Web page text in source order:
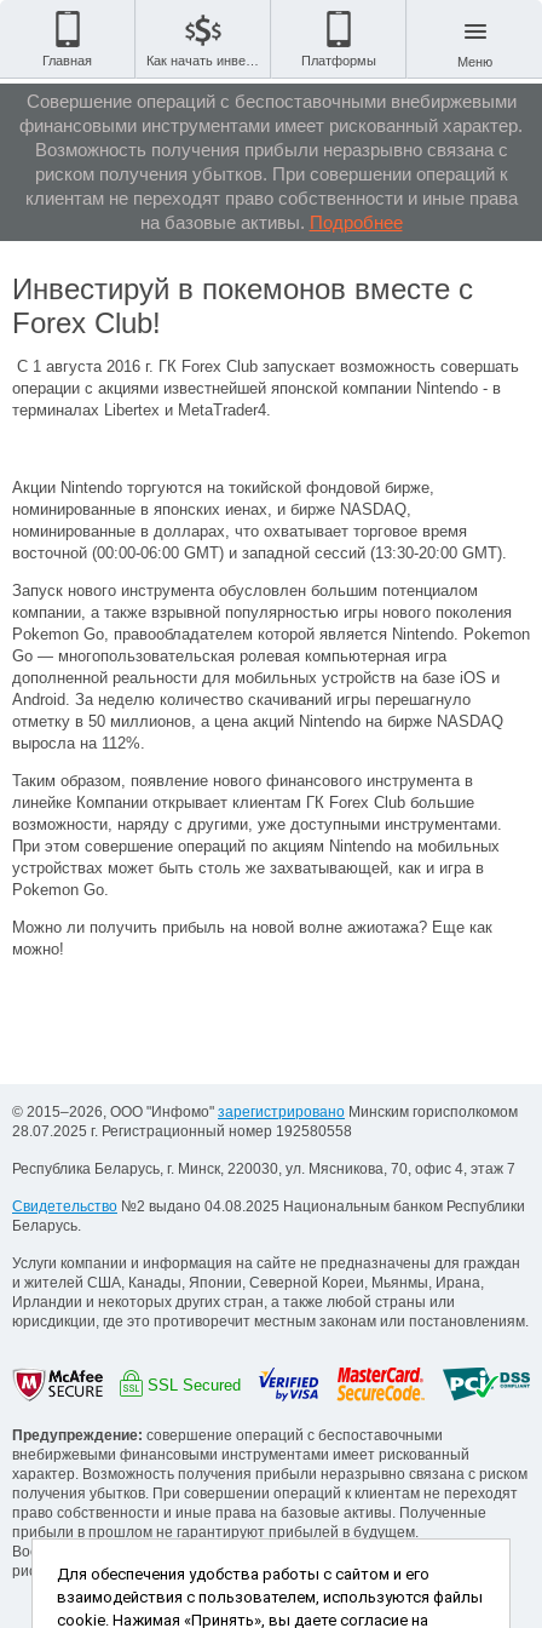
Совершение операций с беспоставочными внебиржевыми
финансовыми инструментами имеет рискованный характер.
Возможность получения прибыли неразрывно связана с
риском получения убытков. При совершении операций к
клиентам не переходят право собственности и иные права
на базовые активы. Подробнее
Главная Платформы Меню
Инвестируй в покемонов вместе с
Forex Club!
С 1 августа 2016 г. ГК Forex Club запускает возможность совершать
операции с акциями известнейшей японской компании Nintendo - в
терминалах Libertex и MetaTrader4.
Акции Nintendo торгуются на токийской фондовой бирже,
номинированные в японских иенах, и бирже NASDAQ,
номинированные в долларах, что охватывает торговое время
восточной (00:00-06:00 GMT) и западной сессий (13:30-20:00 GMT).
Запуск нового инструмента обусловлен большим потенциалом
компании, а также взрывной популярностью игры нового поколения
Pokemon Go, правообладателем которой является Nintendo. Pokemon
Go — многопользовательская ролевая компьютерная игра
дополненной реальности для мобильных устройств на базе iOS и
Android. За неделю количество скачиваний игры перешагнуло
отметку в 50 миллионов, а цена акций Nintendo на бирже NASDAQ
выросла на 112%.
Таким образом, появление нового финансового инструмента в
линейке Компании открывает клиентам ГК Forex Club большие
возможности, наряду с другими, уже доступными инструментами.
При этом совершение операций по акциям Nintendo на мобильных
устройствах может быть столь же захватывающей, как и игра в
Pokemon Go.
Можно ли получить прибыль на новой волне ажиотажа? Еще как
можно!
© 2015–2026, ООО "Инфомо" зарегистрировано Минским горисполкомом
28.07.2025 г. Регистрационный номер 192580558
Республика Беларусь, г. Минск, 220030, ул. Мясникова, 70, офис 4, этаж 7
Свидетельство №2 выдано 04.08.2025 Национальным банком Республики
Беларусь.
Услуги компании и информация на сайте не предназначены для граждан
и жителей США, Канады, Японии, Северной Кореи, Мьянмы, Ирана,
Ирландии и некоторых других стран, а также любой страны или
юрисдикции, где это противоречит местным законам или постановлениям.
SSL Secured
Предупреждение: совершение операций с беспоставочными
внебиржевыми финансовыми инструментами имеет рискованный
характер. Возможность получения прибыли неразрывно связана с риском
получения убытков. При совершении операций к клиентам не переходят
право собственности и иные права на базовые активы. Полученные
прибыли в прошлом не гарантируют прибылей в будущем.
Воспользуйтесь обучающими сервисами от компании для понимания
рисков, прежде, чем начинать операции.
Способы пополнения и снятия
Для обеспечения удобства работы с сайтом и его
взаимодействия с пользователем, используются файлы
cookie. Нажимая «Принять», вы даете согласие на